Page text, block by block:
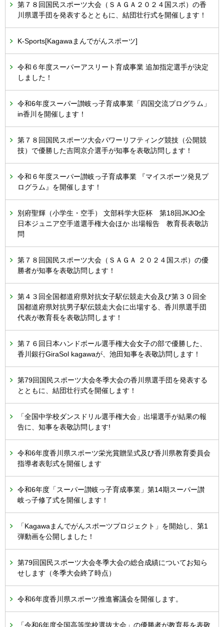
第７８回国民スポーツ大会（ＳＡＧＡ２０２４国スポ）の香
川県選手団を発表するとともに、結団壮行式を開催します！
K-Sports[Kagawaまんでがんスポーツ]
令和６年度スーパーアスリート育成事業 追加指定選手が決定
しました！
令和6年度スーパー讃岐っ子育成事業「四国交流プログラム」
in香川を開催します！
第７８回国民スポーツ大会パワーリフティング競技（公開競
技）で優勝した吉岡京介選手が知事を表敬訪問します！
令和６年度スーパー讃岐っ子育成事業 『マイスポーツ発見プ
ログラム』を開催します！
別府聖輝（小学生・空手） 文部科学大臣杯 第18回JKJO全
日本ジュニア空手道選手権大会ほか 出場報告 教育長表敬訪
問
第７８回国民スポーツ大会（ＳＡＧＡ ２０２４国スポ）の優
勝者が知事を表敬訪問します！
第４３回全国都道府県対抗女子駅伝競走大会及び第３０回全
国都道府県対抗男子駅伝競走大会に出場する、香川県選手団
代表が教育長を表敬訪問します！
第７６回日本ハンドボール選手権大会女子の部で優勝した、
香川銀行GiraSol kagawaが、池田知事を表敬訪問します！
第79回国民スポーツ大会冬季大会の香川県選手団を発表する
とともに、結団壮行式を開催します！
「全国中学校ダンスドリル選手権大会」出場選手が結果の報
告に、知事を表敬訪問します!
令和6年度香川県スポーツ栄光賞贈呈式及び香川県教育委員会
指導者表彰式を開催します
令和6年度「スーパー讃岐っ子育成事業」第14期スーパー讃
岐っ子修了式を開催します！
「Kagawaまんでがんスポーツプロジェクト」を開始し、第1
弾動画を公開しました！
第79回国民スポーツ大会冬季大会の総合成績についてお知ら
せします（冬季大会終了時点）
令和6年度香川県スポーツ推進審議会を開催します。
「令和6年度全国高等学校選抜大会」の優勝者が教育長を表敬